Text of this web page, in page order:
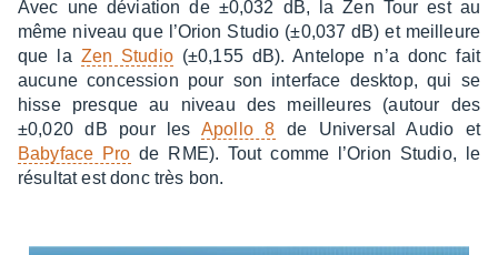
Avec une dévia­tion de ±0,032 dB, la Zen Tour est au
même niveau que l’Orion Studio (±0,037 dB) et meilleure
que la Zen Studio(±0,155 dB). Ante­lope n’a donc fait
aucune conces­sion pour son inter­face desk­top, qui se
hisse presque au niveau des meilleures (autour des
±0,020 dB pour les Apollo 8 de Univer­sal Audio et
Baby­face Pro de RME). Tout comme l’Orion Studio, le
résul­tat est donc très bon.